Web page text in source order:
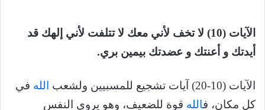
الآيات (10) لا تخف لأني معك لا تتلفت لأني إلهك قد
أيدتك و أعنتك و عضدتك بيمين بري.
الآيات (10-20) آيات تشجيع للمسبيين ولشعب الله في
كل مكان، فالله قوة للضعيف، وهو يروى النفس